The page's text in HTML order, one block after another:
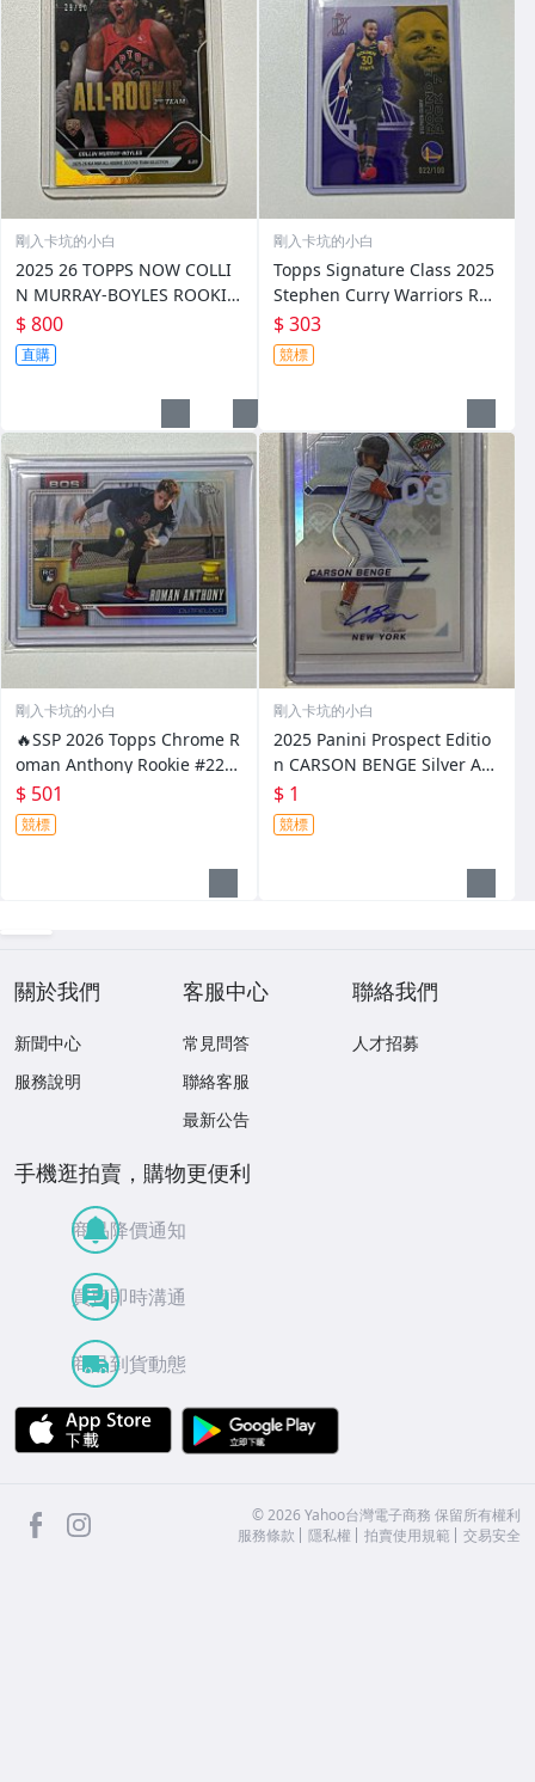
剛入卡坑的小白
2025 26 TOPPS NOW COLLI
N MURRAY-BOYLES ROOKIE
Gold Foil Parallel /50 金色限
量
$ 800
直購
剛入卡坑的小白
Topps Signature Class 2025
Stephen Curry Warriors Rou
nd Pick /100 #7
$ 303
競標
剛入卡坑的小白
🔥SSP 2026 Topps Chrome R
oman Anthony Rookie #225
Boston Red Sox
$ 501
競標
剛入卡坑的小白
2025 Panini Prospect Editio
n CARSON BENGE Silver Aut
o #167 NY Mets
$ 1
競標
關於我們
新聞中心
服務說明
客服中心
常見問答
聯絡客服
最新公告
聯絡我們
人才招募
手機逛拍賣，購物更便利
商品降價通知
買賣即時溝通
商品到貨動態
APP Store
facebook ©2026 Yahoo台灣電子商務 保留所有權利
服務條款
隱私權 拍賣使用規範 交易安全